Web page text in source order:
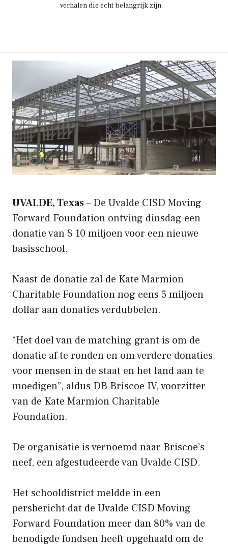
verhalen die echt belangrijk zijn.
UVALDE, Texas– De Uvalde CISD Moving
Forward Foundation ontving dinsdag een
donatie van $ 10 miljoen voor een nieuwe
basisschool.
Naast de donatie zal de Kate Marmion
Charitable Foundation nog eens 5 miljoen
dollar aan donaties verdubbelen.
“Het doel van de matching grant is om de
donatie af te ronden en om verdere donaties
voor mensen in de staat en het land aan te
moedigen”, aldus DB Briscoe IV, voorzitter
van de Kate Marmion Charitable
Foundation.
De organisatie is vernoemd naar Briscoe’s
neef, een afgestudeerde van Uvalde CISD.
Het schooldistrict meldde in een
persbericht dat de Uvalde CISD Moving
Forward Foundation meer dan 80% van de
benodigde fondsen heeft opgehaald om de